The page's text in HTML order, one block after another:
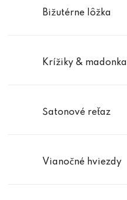
Bižutérne lôžka
Krížiky & madonka
Šatonové reťaz
Vianočné hviezdy